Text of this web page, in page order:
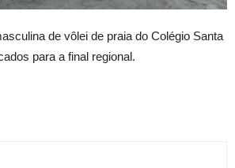
de vôlei de praia do Colégio Santa
para a final regional.